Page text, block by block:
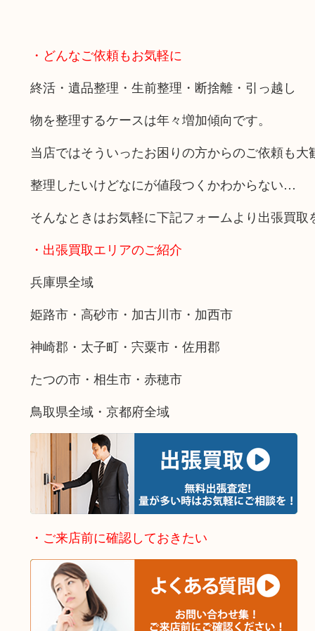
・どんなご依頼もお気軽に
終活・遺品整理・生前整理・断捨離・引っ越し
物を整理するケースは年々増加傾向です。
当店ではそういったお困りの方からのご依頼も大
整理したいけどなにが値段つくかわからない…
そんなときはお気軽に下記フォームより出張買取
・出張買取エリアのご紹介
兵庫県全域
姫路市・高砂市・加古川市・加西市
神崎郡・太子町・宍粟市・佐用郡
たつの市・相生市・赤穂市
鳥取県全域・京都府全域
・ご来店前に確認しておきたい